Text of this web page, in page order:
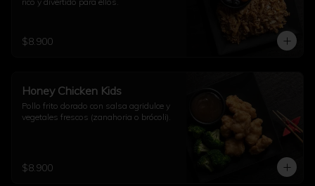
$8.900
Honey Chicken Kids
Pollo frito dorado con salsa agridulce y
vegetales frescos (zanahoria o brócoli).
$8.900